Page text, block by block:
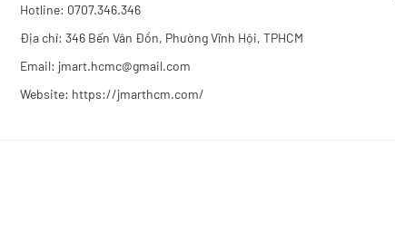
Hotline: 0707.346.346
Địa chỉ: 346 Bến Vân Đồn, Phường Vĩnh Hội, TPHCM
Email: jmart.hcmc@gmail.com
Website: https://jmarthcm.com/